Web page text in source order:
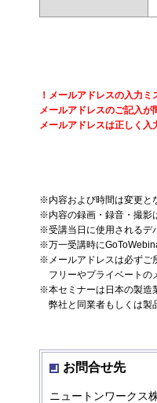
！メールアドレスの入力ミ
メールアドレスのご記入
メールアドレスは正しく
※内容および時間は変更と
※内容の録画・録音・撮影
※受講当日に使用されるデ
※万一受講時に
※メールアドレスは必ずご
フリーやプライベートの
※本セミナーは日本の製造
弊社と同業者もしくは製
お問合せ先
ニュートンワークス